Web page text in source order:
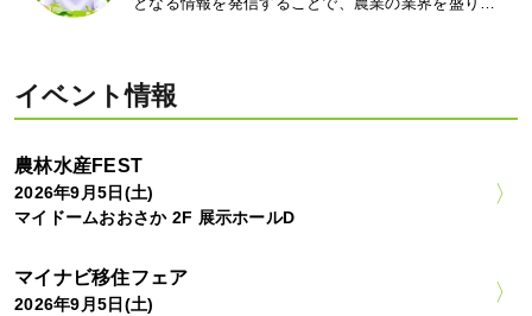
イベント情報
農林水産FEST
2026年9月5日(土)
マイドームおおさか 2F 展示ホールD
マイナビ移住フェア
2026年9月5日(土)